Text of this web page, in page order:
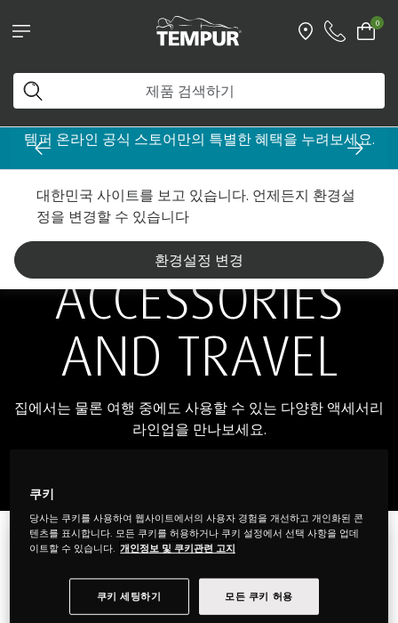
0
템퍼 온라인 공식 스토어만의 특별한 혜택을 누려보세요.
대한민국 사이트를 보고 있습니다. 언제든지 환경설
정을 변경할 수 있습니다
환경설정 변경
TEMPUR
ACCESSORIES
AND TRAVEL
집에서는 물론 여행 중에도 사용할 수 있는 다양한 액세서리
라인업을 만나보세요.
템퍼 여행용 제품
여행중에도 템퍼만의 편안함을 누리세
쿠키
당사는 쿠키를 사용하여 웹사이트에서의 사용자 경험을 개선하고 개인화된 콘
텐츠를 표시합니다. 모든 쿠키를 허용하거나 쿠키 설정에서 선택 사항을 업데
이트할 수 있습니다. 개인정보 및 쿠키관련 고지
모든 쿠키 허용
쿠키 세팅하기